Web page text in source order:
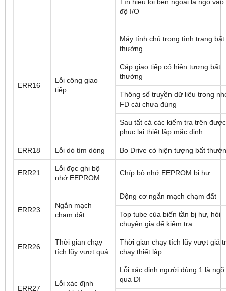
độ I/O
ERR16
Lỗi công giao
tiếp
Máy tính chủ trong tình trạng bất
thường
Cáp giao tiếp có hiện tượng bất
thường
Thông số truyền dữ liệu trong
FD cài chưa đúng
Sau tất cả các kiểm tra trên
phục lại thiết lập mặc định
ERR18 Lỗi dò tìm dòng Bo Drive có hiện tượng bất
ERR21
Lỗi đọc ghi bộ
nhớ EEPROM
Chíp bộ nhớ EEPROM bị hư
ERR23
Ngắn mạch
chạm đất
Động cơ ngắn mạch chạm đất
Top tube của biến tần bị hư, hỏi
chuyên gia để kiểm tra
ERR26
Thời gian chạy
tích lũy vượt quá
Thời gian chạy tích lũy vượt giá
chạy thiết lập
ERR27
Lỗi xác định
Lỗi xác định người dùng 1 là ngõ
qua DI